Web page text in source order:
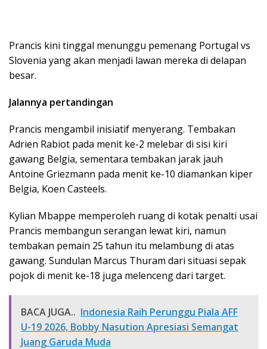
Prancis kini tinggal menunggu pemenang Portugal vs
Slovenia yang akan menjadi lawan mereka di delapan
besar.
Jalannya pertandingan
Prancis mengambil inisiatif menyerang. Tembakan
Adrien Rabiot pada menit ke-2 melebar di sisi kiri
gawang Belgia, sementara tembakan jarak jauh
Antoine Griezmann pada menit ke-10 diamankan kiper
Belgia, Koen Casteels.
Kylian Mbappe memperoleh ruang di kotak penalti usai
Prancis membangun serangan lewat kiri, namun
tembakan pemain 25 tahun itu melambung di atas
gawang. Sundulan Marcus Thuram dari situasi sepak
pojok di menit ke-18 juga melenceng dari target.
BACA JUGA.. Indonesia Raih Perunggu Piala AFF
U-19 2026, Bobby Nasution Apresiasi Semangat
Juang Garuda Muda